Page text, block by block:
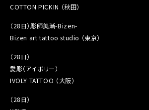
COTTON PICKIN （秋田）
（28日）彫師美漸-Bizen-
Bizen art tattoo studio （東京）
（28日）
愛彫（アイボリー）
IVOLY TATTOO （大阪）
（28日）